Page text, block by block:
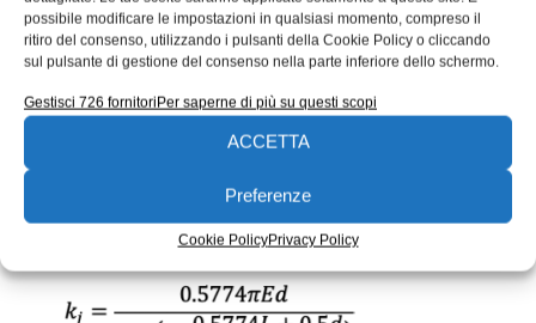
possibile modificare le impostazioni in qualsiasi momento, compreso il
ritiro del consenso, utilizzando i pulsanti della Cookie Policy o cliccando
sul pulsante di gestione del consenso nella parte inferiore dello schermo.
Gestisci 726 fornitoriPer saperne di più su questi scopi
ACCETTA
Preferenze
Cookie PolicyPrivacy Policy
Lè la lunghezza della vite sottoposta a carico (m).
Per quanto riguarda le parti, in questo caso due
flange di eguale spessore, con α = 30° (v. Fig. 3) la
(in N/m) si calcola mediante relazioni
che derivano dalle accennate ipotesi geometriche
sul materiale coinvolto. Una di queste relazioni è
riportata di seguito: